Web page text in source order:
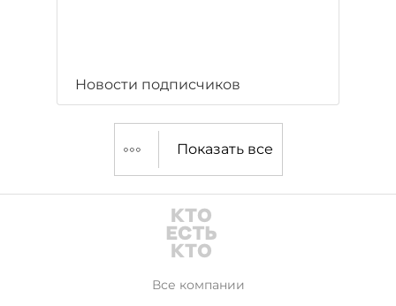
Новости подписчиков
Показать все
Все компании